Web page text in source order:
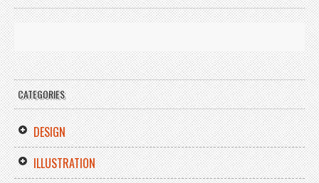
CATEGORIES
DESIGN
ILLUSTRATION